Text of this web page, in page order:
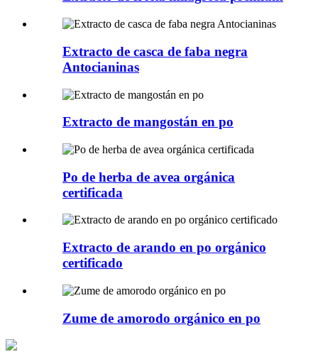
Extracto de casca de faba negra
Antocianinas
Extracto de mangostán en po
Po de herba de avea orgánica
certificada
Extracto de arando en po orgánico
certificado
Zume de amorodo orgánico en po